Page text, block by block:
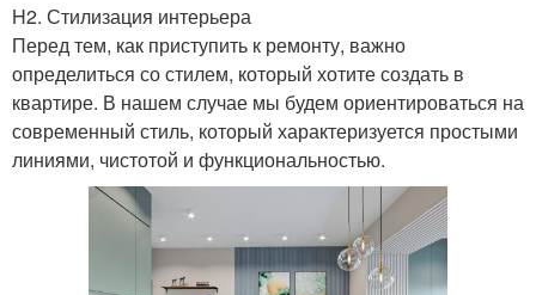
H2. Стилизация интерьера
Перед тем, как приступить к ремонту, важно
определиться со стилем, который хотите создать в
квартире. В нашем случае мы будем ориентироваться на
современный стиль, который характеризуется простыми
линиями, чистотой и функциональностью.